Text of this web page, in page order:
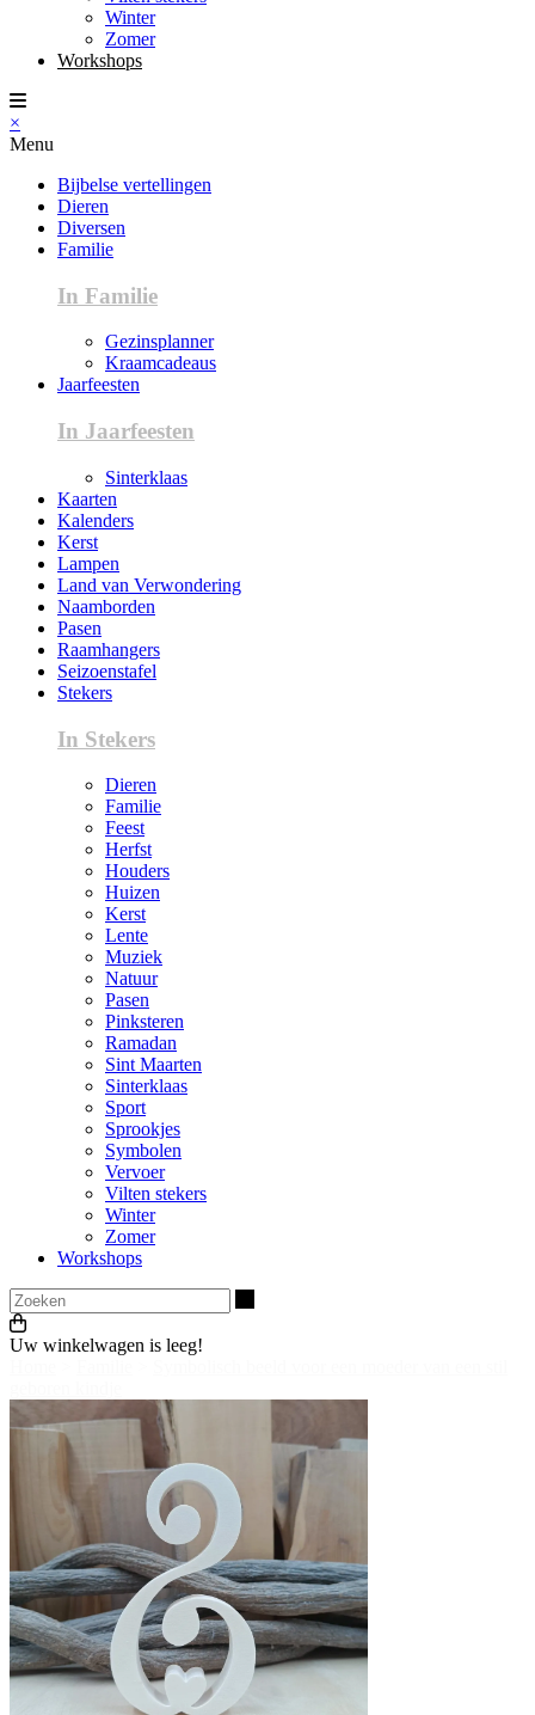
Winter
Zomer
Workshops
×
Menu
Bijbelse vertellingen
Dieren
Diversen
Familie
In Familie
Gezinsplanner
Kraamcadeaus
Jaarfeesten
In Jaarfeesten
Sinterklaas
Kaarten
Kalenders
Kerst
Lampen
Land van Verwondering
Naamborden
Pasen
Raamhangers
Seizoenstafel
Stekers
In Stekers
Dieren
Familie
Feest
Herfst
Houders
Huizen
Kerst
Lente
Muziek
Natuur
Pasen
Pinksteren
Ramadan
Sint Maarten
Sinterklaas
Sport
Sprookjes
Symbolen
Vervoer
Vilten stekers
Winter
Zomer
Workshops
Uw winkelwagen is leeg!